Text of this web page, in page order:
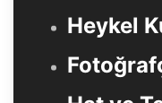
Heykel